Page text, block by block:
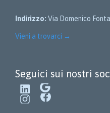
Indirizzo: Via Domenico
Vieni a trovarci →
Seguici sui nostri
LinkedIn Google
InstagramFacebook